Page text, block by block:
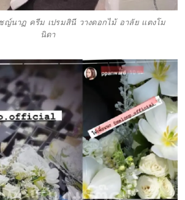
ญ์นาฏ ครีม เปรมสินี วางดอกไม้ อาลัย เเตงโม
นิดา